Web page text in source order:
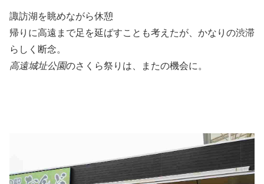
諏訪湖を眺めながら休憩
帰りに高遠まで足を延ばすことも考えたが、かなりの渋滞
らしく断念。
高遠城址公園のさくら祭りは、またの機会に。